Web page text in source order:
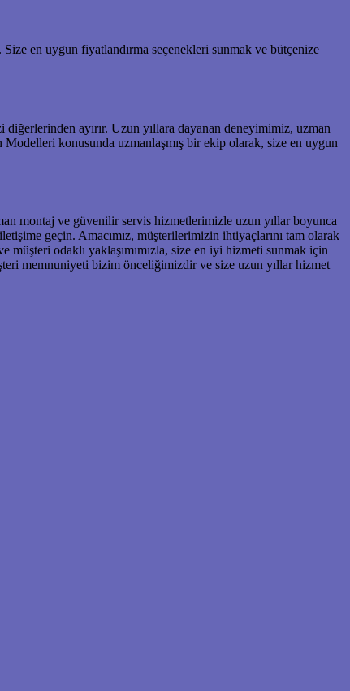
en uygun fiyatlandırma seçenekleri sunmak ve bütçenize
ayırır. Uzun yıllara dayanan deneyimimiz, uzman
konusunda uzmanlaşmış bir ekip olarak, size en uygun
montaj ve güvenilir servis hizmetlerimizle uzun yıllar boyunca
geçin. Amacımız, müşterilerimizin ihtiyaçlarını tam olarak
odaklı yaklaşımımızla, size en iyi hizmeti sunmak için
memnuniyeti bizim önceliğimizdir ve size uzun yıllar hizmet